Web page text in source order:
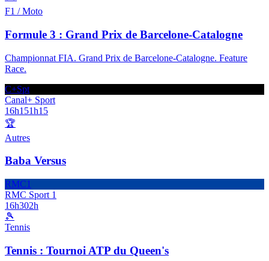
F1 / Moto
Formule 3 : Grand Prix de Barcelone-Catalogne
Championnat FIA. Grand Prix de Barcelone-Catalogne. Feature
Race.
C+Spt
Canal+ Sport
16h151h15
🏆
Autres
Baba Versus
RMC1
RMC Sport 1
16h302h
🎾
Tennis
Tennis : Tournoi ATP du Queen's